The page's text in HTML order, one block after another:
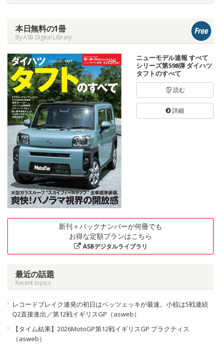
本日無料の1冊
By ASB Digital Library
ニューモデル速報 すべて
シリーズ第598弾 ダイハツ
タフトのすべて
読む
詳細
新刊＋バックナンバーが何冊でも
お得な定額プランはこちら
ASBデジタルライブラリ
最近の話題
Recent topics
レコードブレイク連発の初日はベッツェッキが最速。小椋は5戦連続
Q2直接進出／第12戦イギリスGP（asweb）
【タイム結果】2026MotoGP第12戦イギリスGP プラクティス
（asweb）